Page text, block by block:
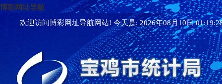
博彩网址导航
欢迎访问博彩网址导航网站! 今天是:2026年08月10日